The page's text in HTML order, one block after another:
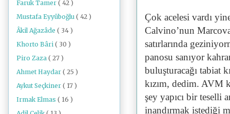
Çok acelesi vardı
Calvino’nun
satırlarında
panosu sanıyor
buluşturacağı tabiat
kızım, dedim. AVM
şey yapıcı bir teselli
inandırmak istediği
Faruk Tamer ( 42 )
Mustafa Eyyüboğlu ( 42 )
Âkil Ağazâde ( 34 )
Khorto Bâri ( 30 )
Piro Zaza ( 27 )
Ahmet Haydar ( 25 )
Aykut Seçkiner ( 17 )
Irmak Elmas ( 16 )